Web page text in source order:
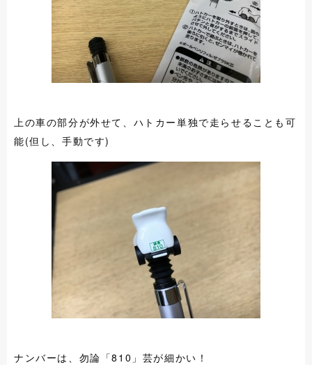
上の車の部分が外せて、ハトカー単独で走らせることも可
能(但し、手動です)
ナンバーは、勿論「810」芸が細かい！